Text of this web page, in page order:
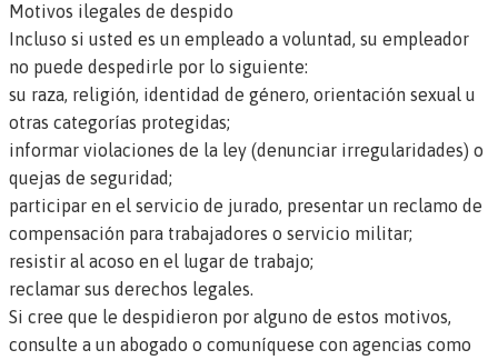
Motivos ilegales de despido
Incluso si usted es un empleado a voluntad, su empleador
no puede despedirle por lo siguiente:
su raza, religión, identidad de género, orientación sexual u
otras categorías protegidas;
informar violaciones de la ley (denunciar irregularidades) o
quejas de seguridad;
participar en el servicio de jurado, presentar un reclamo de
compensación para trabajadores o servicio militar;
resistir al acoso en el lugar de trabajo;
reclamar sus derechos legales.
Si cree que le despidieron por alguno de estos motivos,
consulte a un abogado o comuníquese con agencias como